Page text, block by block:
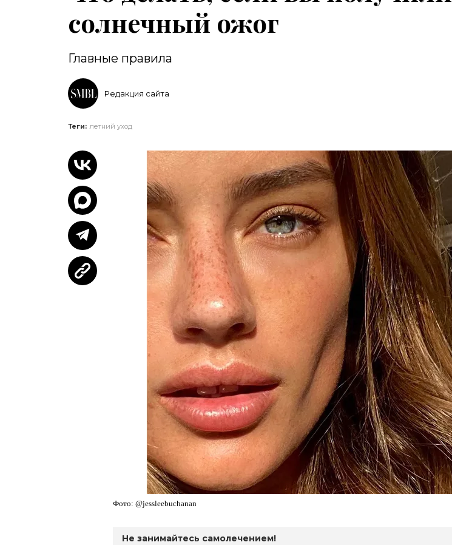
солнечный ожог
Главные правила
Редакция сайта
Теги: летний уход
Фото: @jessleebuchanan
Не занимайтесь самолечением!